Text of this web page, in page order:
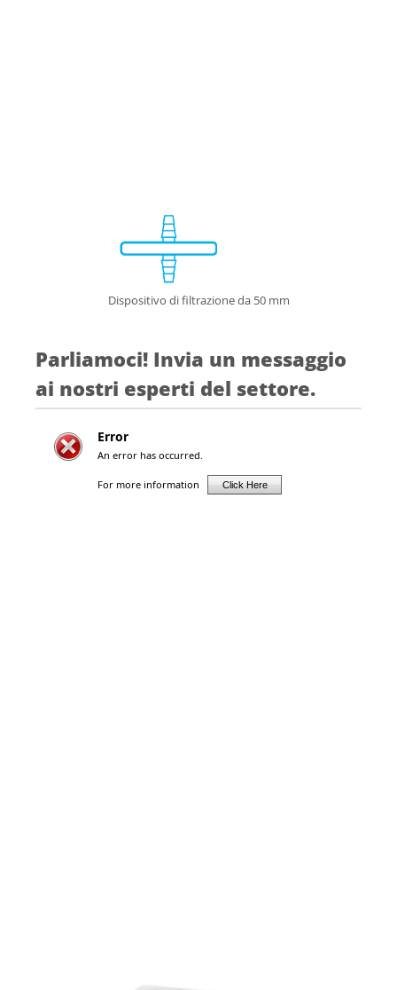
Dispositivo di filtrazione da 50 mm
Parliamoci! Invia un messaggio
ai nostri esperti del settore.